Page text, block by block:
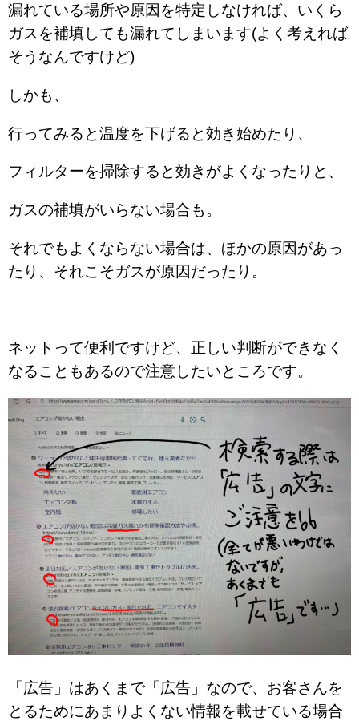
漏れている場所や原因を特定しなければ、いくら
ガスを補填しても漏れてしまいます(よく考えれば
そうなんですけど)
しかも、
行ってみると温度を下げると効き始めたり、
フィルターを掃除すると効きがよくなったりと、
ガスの補填がいらない場合も。
それでもよくならない場合は、ほかの原因があっ
たり、それこそガスが原因だったり。
ネットって便利ですけど、正しい判断ができなく
なることもあるので注意したいところです。
「広告」はあくまで「広告」なので、お客さんを
とるためにあまりよくない情報を載せている場合